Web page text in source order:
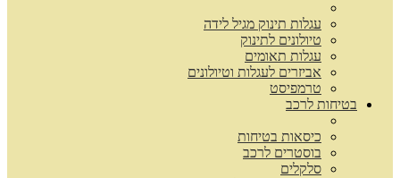
עגלות תינוק מגיל לידה
טיולונים לתינוק
עגלות תאומים
אביזרים לעגלות וטיולונים
טרמפיסט
בטיחות לרכב
כיסאות בטיחות
בוסטרים לרכב
סלקלים